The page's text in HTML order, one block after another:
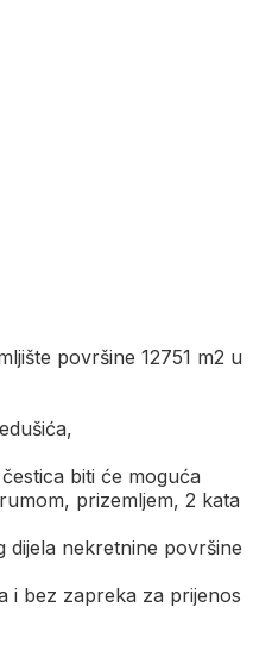
površine 12751 m2 u
biti će moguća
prizemljem, 2 kata
dijela nekretnine površine
i bez zapreka za prijenos